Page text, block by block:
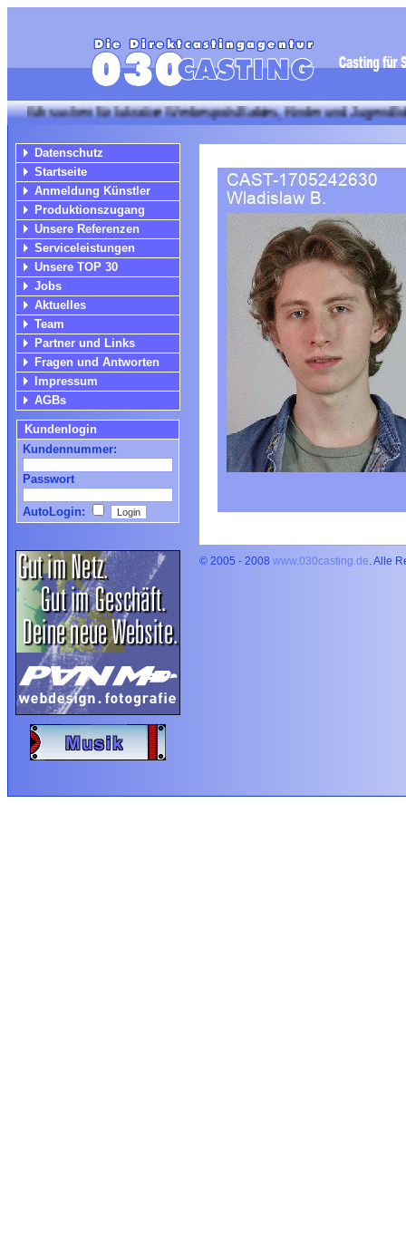
für lukrative Werbespots Babies, Kinder und Jugendliche!
Datenschutz
Startseite
Anmeldung Künstler
Produktionszugang
Unsere Referenzen
Serviceleistungen
Unsere TOP 30
Jobs
Aktuelles
Team
Partner und Links
Fragen und Antworten
Impressum
AGBs
Kundenlogin
Kundennummer:
Passwort
AutoLogin:
© 2005 - 2008 www.030casting.de. Alle